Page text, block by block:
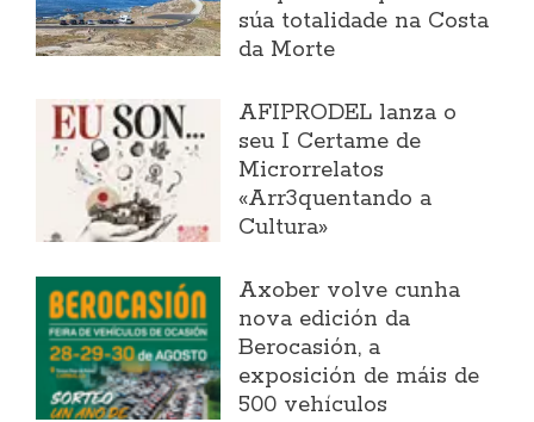
súa totalidade na Costa
da Morte
AFIPRODEL lanza o
seu I Certame de
Microrrelatos
«Arr3quentando a
Cultura»
Axober volve cunha
nova edición da
Berocasión, a
exposición de máis de
500 vehículos